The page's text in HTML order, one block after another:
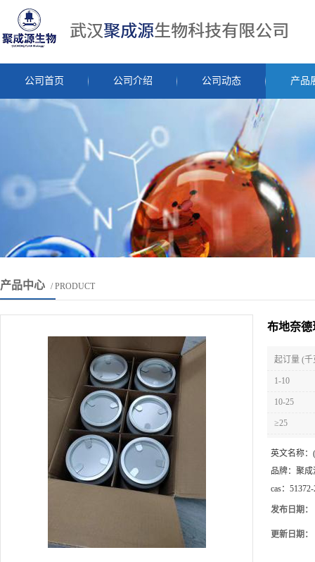
公司首页 公司介绍 公司动态 产品
产品中心 / PRODUCT
布地奈德
起订量 (千
1-10
10-25
≥25
英文名称：
品牌： 聚成
cas：
发布日期：
更新日期：